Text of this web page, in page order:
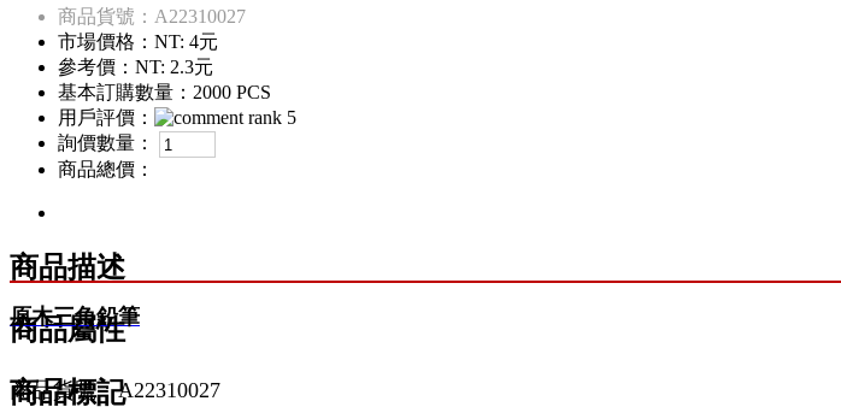
商品貨號：A22310027
市場價格： NT: 4元
參考價： NT: 2.3元
基本訂購數量：2000 PCS
用戶評價：
詢價數量：
商品總價：
商品描述
商品屬性
商品標記
原木三角鉛筆
商品貨號：A22310027